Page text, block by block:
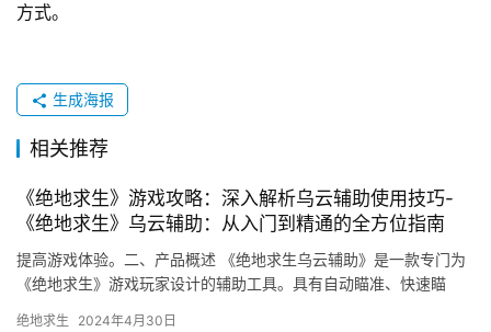
方式。
生成海报
相关推荐
《绝地求生》游戏攻略：深入解析乌云辅助使用技巧-
《绝地求生》乌云辅助：从入门到精通的全方位指南
提高游戏体验。二、产品概述 《绝地求生乌云辅助》是一款专门为
《绝地求生》游戏玩家设计的辅助工具。具有自动瞄准、快速瞄
绝地求生 2024年4月30日